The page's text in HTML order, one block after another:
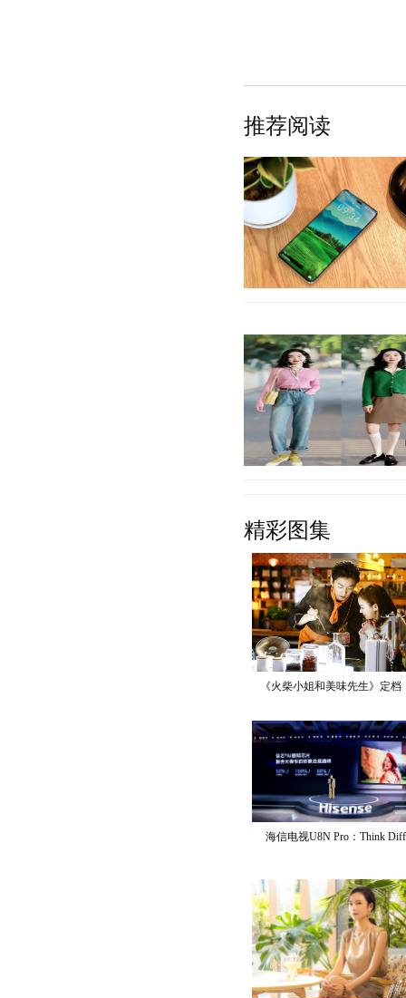
推荐阅读
在离开华为之后，荣耀手机
TOP5，旗下产品十分丰富
元机或者中端机，【详细】
也成为女性必备单【详细】
精彩图集
《火柴小姐和美味先生》定档
海信电视U8N Pro：Think